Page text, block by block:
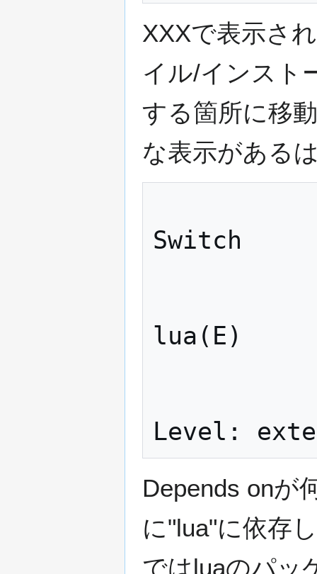
XXXで表示さ
イル/インスト
する箇所に移
な表示がある
Switch
lua(E)
Depends onが
に"lua"に依存
ではluaのパッ